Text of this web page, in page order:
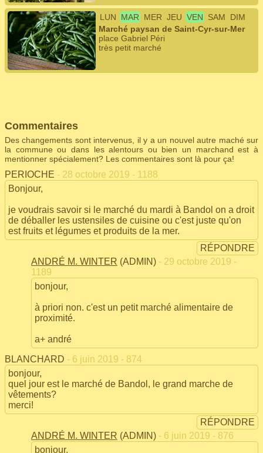
LUN MAR MER JEU VEN SAM
DIM
Marché paysan de Saint-Cyr-sur-Mer
place Gabriel Péri
très petit marché
Commentaires
Des changements sont intervenus, il y a un nouvel autre maché sur
la commune ou dans les alentours ou bien un marchand est à
mentionner spécialement? Les commentaires sont là pour ça!
PERIOCHE - 28 octobre 2019 - 1188
Bonjour,
je voudrais savoir si le marché du mardi à Bandol on a droit
de déballer les ustensiles de cuisine ou c'est juste qu'on
est fruits et légumes et produits de la mer.
RÉPONDRE
ANDRÉ M. WINTER (ADMIN) - 29 octobre 2019 -
1189
bonjour,
à priori non. c'est un petit marché alimentaire de
proximité.
a+ andré
BLANCHARD - 6 juin 2019 - 874
bonjour,
quel jour est le marché de Bandol, le grand marche de
vêtements?
merci!
RÉPONDRE
ANDRÉ M. WINTER (ADMIN) - 6 juin 2019 - 876
bonjour,